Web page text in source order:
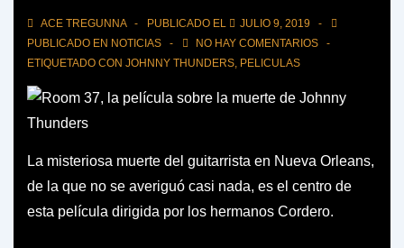
ACE TREGUNNA PUBLICADO EL
JULIO 9, 2019
PUBLICADO EN NOTICIAS
NO HAY COMENTARIOS
ETIQUETADO CON JOHNNY THUNDERS PELICULAS
La misteriosa muerte del guitarrista en Nueva Orleans,
de la que no se averiguó casi nada, es el centro de
esta película dirigida por los hermanos Cordero.